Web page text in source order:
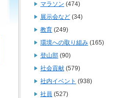
マラソン (474)
展示会など (34)
教育 (249)
環境への取り組み (165)
登山部 (90)
社会貢献 (579)
社内イベント (938)
社員 (527)